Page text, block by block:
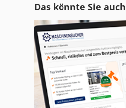
Ka 77
Kappsäge Automatik
Kgs 1670
Das könnte Sie